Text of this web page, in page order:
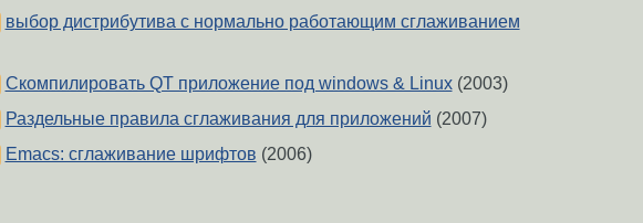
выбор дистрибутива с нормально работающим сглаживанием
Скомпилировать QT приложение под windows & Linux(2003)
Раздельные правила сглаживания для приложений (2007)
Emacs: сглаживание шрифтов (2006)